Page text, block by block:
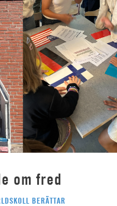
om fred
BERÄTTAR